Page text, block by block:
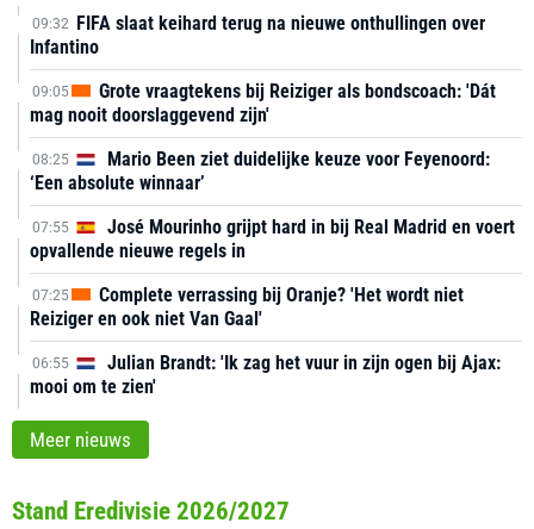
09:32 FIFA slaat keihard terug na nieuwe onthullingen over
Infantino
09:05
Grote vraagtekens bij Reiziger als bondscoach: 'Dát
mag nooit doorslaggevend zijn'
08:25
Mario Been ziet duidelijke keuze voor Feyenoord:
‘Een absolute winnaar’
07:55
José Mourinho grijpt hard in bij Real Madrid en voert
opvallende nieuwe regels in
07:25
Complete verrassing bij Oranje? 'Het wordt niet
Reiziger en ook niet Van Gaal'
06:55
Julian Brandt: 'Ik zag het vuur in zijn ogen bij Ajax:
mooi om te zien'
Meer nieuws
Stand Eredivisie 2026/2027